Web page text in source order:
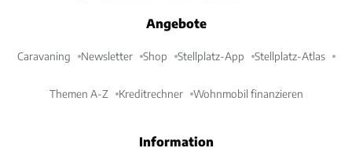
Angebote
Caravaning Newsletter Shop Stellplatz-App Stellplatz-Atlas
Themen A-Z Kreditrechner Wohnmobil finanzieren
Information